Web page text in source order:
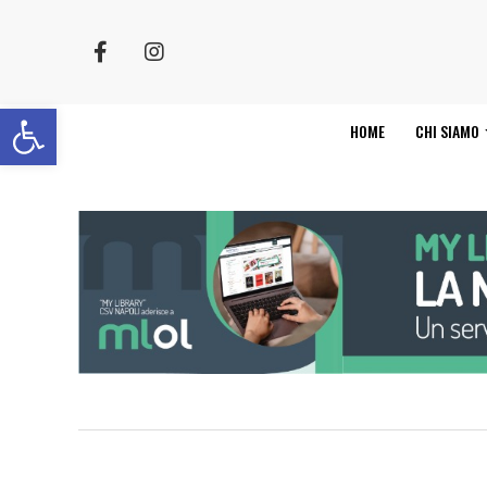
Apri la barra degli strumenti HOME CHI SIAMO